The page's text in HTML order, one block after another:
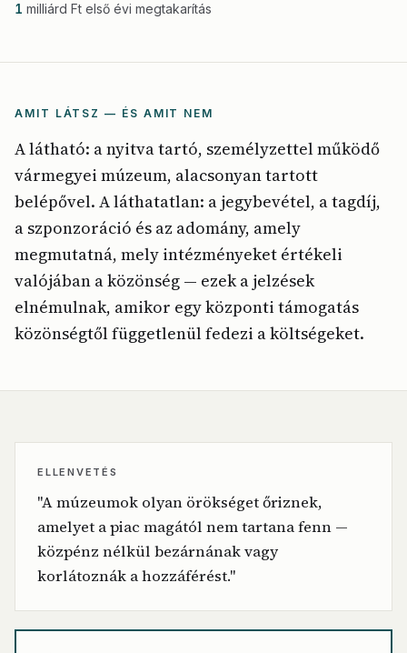
1 milliárd Ft első évi megtakarítás
AMIT LÁTSZ — ÉS AMIT NEM
A látható: a nyitva tartó, személyzettel működő
vármegyei múzeum, alacsonyan tartott
belépővel. A láthatatlan: a jegybevétel, a tagdíj,
a szponzoráció és az adomány, amely
megmutatná, mely intézményeket értékeli
valójában a közönség — ezek a jelzések
elnémulnak, amikor egy központi támogatás
közönségtől függetlenül fedezi a költségeket.
ELLENVETÉS
"A múzeumok olyan örökséget őriznek,
amelyet a piac magától nem tartana fenn —
közpénz nélkül bezárnának vagy
korlátoznák a hozzáférést."